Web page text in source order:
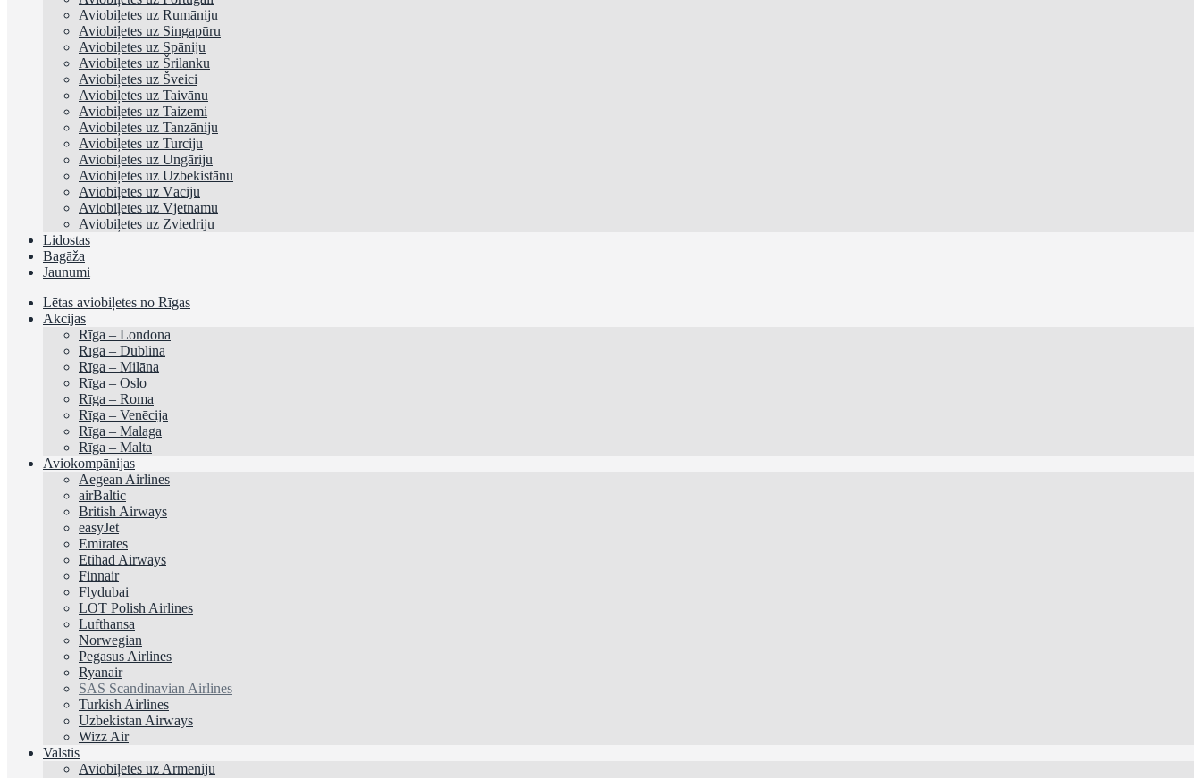
Aviobiļetes uz Rumāniju
Aviobiļetes uz Singapūru
Aviobiļetes uz Spāniju
Aviobiļetes uz Šrilanku
Aviobiļetes uz Šveici
Aviobiļetes uz Taivānu
Aviobiļetes uz Taizemi
Aviobiļetes uz Tanzāniju
Aviobiļetes uz Turciju
Aviobiļetes uz Ungāriju
Aviobiļetes uz Uzbekistānu
Aviobiļetes uz Vāciju
Aviobiļetes uz Vjetnamu
Aviobiļetes uz Zviedriju
Lidostas
Bagāža
Jaunumi
Lētas aviobiļetes no Rīgas
Akcijas
Rīga – Londona
Rīga – Dublina
Rīga – Milāna
Rīga – Oslo
Rīga – Roma
Rīga – Venēcija
Rīga – Malaga
Rīga – Malta
Aviokompānijas
Aegean Airlines
airBaltic
British Airways
easyJet
Emirates
Etihad Airways
Finnair
Flydubai
LOT Polish Airlines
Lufthansa
Norwegian
Pegasus Airlines
Ryanair
SAS Scandinavian Airlines
Turkish Airlines
Uzbekistan Airways
Wizz Air
Valstis
Aviobiļetes uz Armēniju